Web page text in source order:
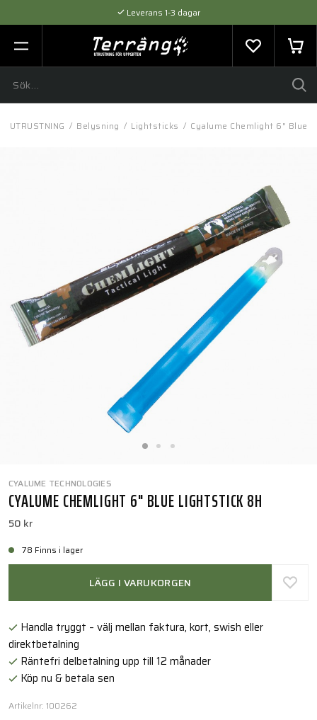
Leverans 1-3 dagar
Flexibel betalning med SVEA
Expertråd & Kvalitetsprodukter
UTRUSTNING / Belysning / Lightsticks / Cyalume Chemlight 6" Blue
CYALUME TECHNOLOGIES
CYALUME CHEMLIGHT 6" BLUE LIGHTSTICK 8H
50 kr
78 Finns i lager
LÄGG I VARUKORGEN
Handla tryggt – välj mellan faktura, kort, swish eller
direktbetalning
Räntefri delbetalning upp till 12 månader
Köp nu & betala sen
Artikelnr: 100262